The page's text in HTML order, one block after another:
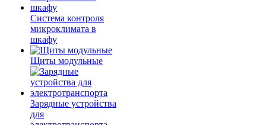
Система контроля
микроклимата в
шкафу
Щиты модульные
Зарядные устройства
для